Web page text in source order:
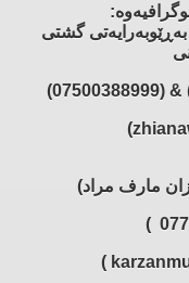
گشتی
مارف مراد)